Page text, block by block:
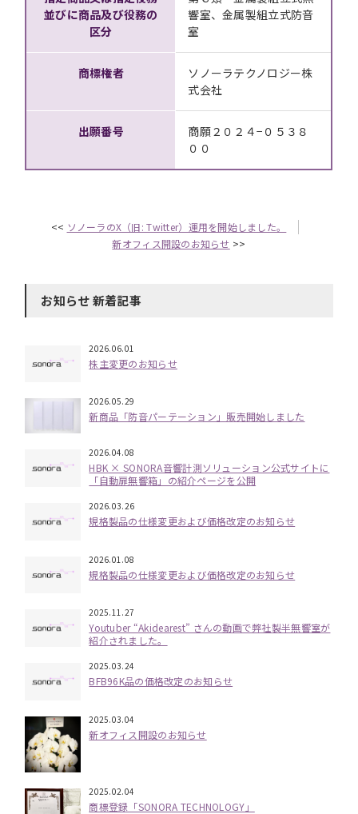
並びに商品及び役務の
区分
響室、金属製組立式防音
室
商標権者
ソノーラテクノロジー株
式会社
出願番号
商願２０２４−０５３８
００
<< ソノーラのX（旧: Twitter）運用を開始しました。
新オフィス開設のお知らせ >>
お知らせ 新着記事
2026.06.01
株主変更のお知らせ
2026.05.29
新商品「防音パーテーション」販売開始しました
2026.04.08
HBK × SONORA音響計測ソリューション公式サイトに
「自動扉無響箱」の紹介ページを公開
2026.03.26
規格製品の仕様変更および価格改定のお知らせ
2026.01.08
規格製品の仕様変更および価格改定のお知らせ
2025.11.27
Youtuber “Akidearest” さんの動画で弊社製半無響室が
紹介されました。
2025.03.24
BFB96K品の価格改定のお知らせ
2025.03.04
新オフィス開設のお知らせ
2025.02.04
商標登録「SONORA TECHNOLOGY」